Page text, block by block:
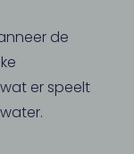
de
er speelt